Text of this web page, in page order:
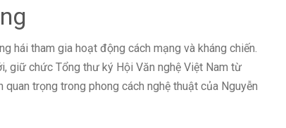
hái tham gia hoạt động cách mạng và kháng chiến.
giữ chức Tổng thư ký Hội Văn nghệ Việt Nam từ
trọng trong phong cách nghệ thuật của Nguyễn